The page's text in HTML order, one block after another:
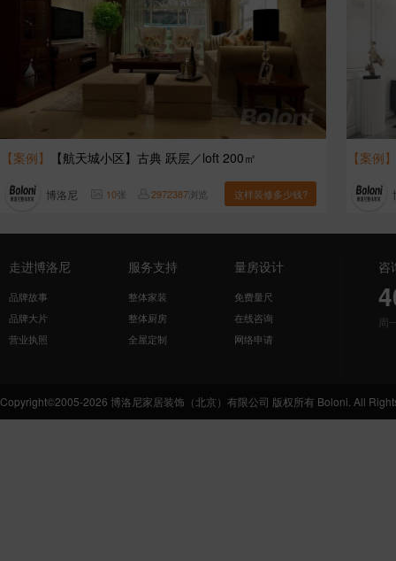
【案例】 【航天城小区】古典 跃层／loft 200㎡
博洛尼 10张 2972387浏览 这样装修多少钱?
【案例】
走进博洛尼
品牌故事
品牌大片
营业执照
服务支持
整体家装
整体厨房
全屋定制
量房设计
免费量尺
在线咨询
网络申请
咨
周
Copyright©2005-2026 博洛尼家居装饰（北京）有限公司 版权所有 Boloni. All